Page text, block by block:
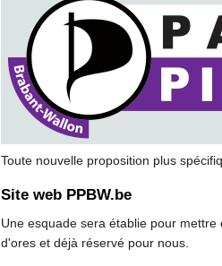
Toute nouvelle proposition plus
Site web PPBW.be
Une esquade sera établie pour
d'ores et déjà réservé pour nous.